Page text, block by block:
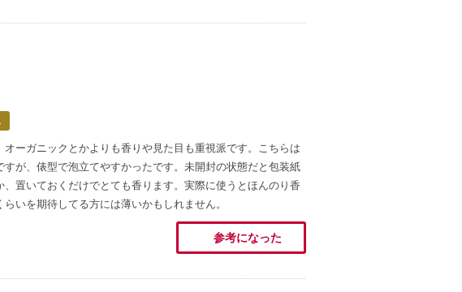
ーガニックとかよりも香りや見た目も重視派です。こちらは
すが、俵型で泡立てやすかったです。未開封の状態だと包装紙
、置いておくだけでとても香ります。実際に使うとほんのり香
いを期待してる方には薄いかもしれません。
参考になった